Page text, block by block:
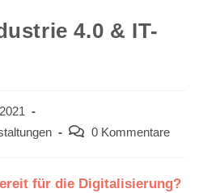
4.0 & IT-
Beitrags-0 Kommentare
für die Digitalisierung?